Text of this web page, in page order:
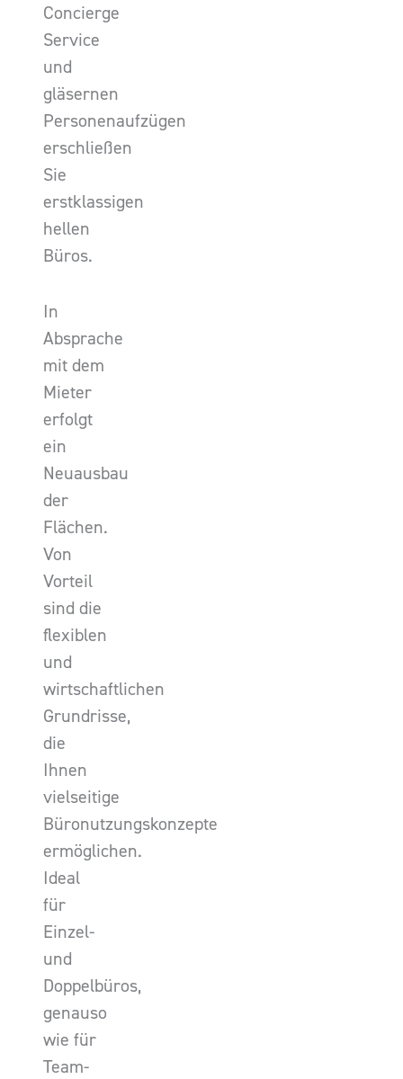
Concierge
Service
und
gläsernen
Personenaufzügen
erschließen
Sie
erstklassigen
hellen
Büros.
In
Absprache
mit dem
Mieter
erfolgt
ein
Neuausbau
der
Flächen.
Von
Vorteil
sind die
flexiblen
und
wirtschaftlichen
Grundrisse,
die
Ihnen
vielseitige
Büronutzungskonzepte
ermöglichen.
Ideal
für
Einzel-
und
Doppelbüros,
genauso
wie für
Team-